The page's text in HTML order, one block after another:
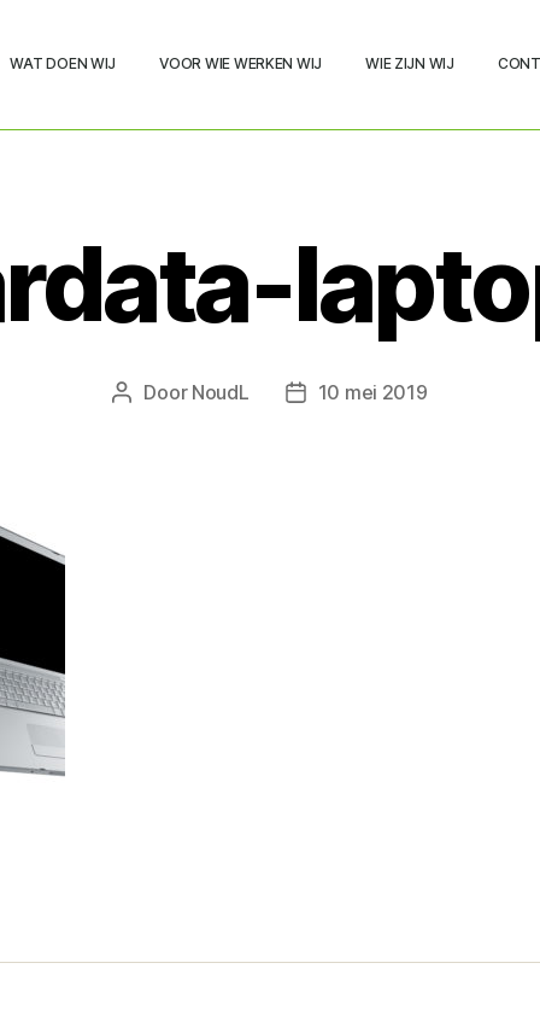
WAT DOEN WIJ VOOR WIE WERKEN WIJ WIE ZIJN WIJ
Door NoudL 10 mei 2019